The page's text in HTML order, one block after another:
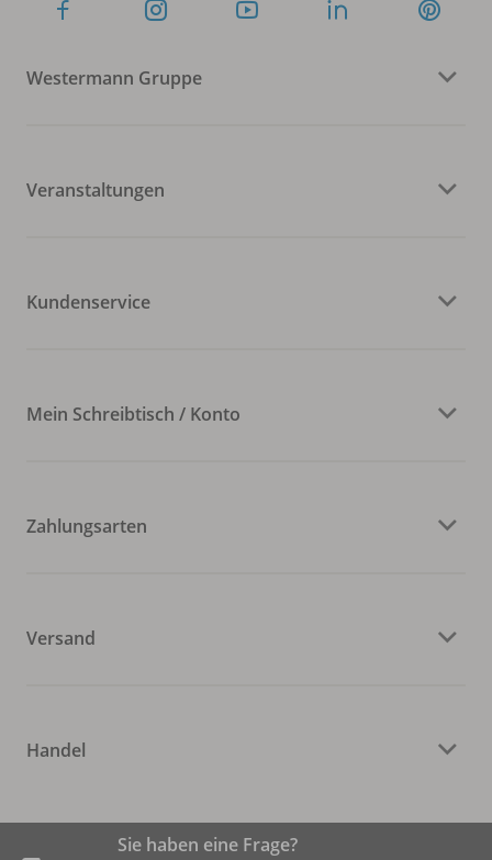
Westermann Gruppe
Veranstaltungen
Kundenservice
Mein Schreibtisch / Konto
Zahlungsarten
Versand
Handel
Sie haben eine Frage?